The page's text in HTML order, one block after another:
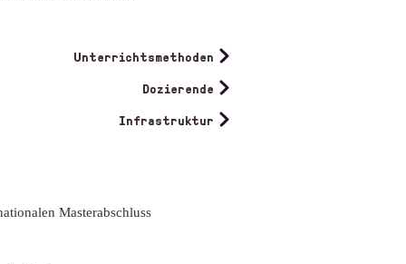
Unterrichtsmethoden
Dozierende
Infrastruktur
Masterabschluss